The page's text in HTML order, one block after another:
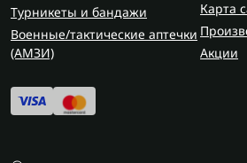
частотами для уменьшения
Формат видео — определяет
совместимость.
трансляции.
Турникеты и бандажи
Военные/тактические аптечки
(AMЗИ)
Карта
Акции